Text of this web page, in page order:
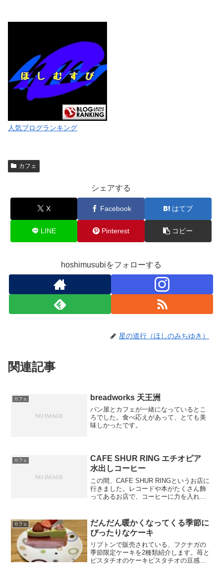
人気ブログランキング
カフェ
シェアする
X Facebook はてブ
LINE Pinterest コピー
hoshimusubiをフォローする
星の道行（ほしのみちゆき）
関連記事
カフェ breadworks 天王洲
パン屋とカフェが一緒になっているとこ
ろでした。食べ応えがあって、とても美
味しかったです。
カフェ
CAFE SHUR RING エチオピア
水出しコーヒー
この間、CAFE SHUR RINGというお店に
行きました。レコードや本がたくさん飾
ってあるお店で、コーヒーに力を入れて
ーヒーを出してくださいます。エチオピ
アのコー...
カフェ
だんだん暖かくなってくる季節に
ぴったりなケーキ
リプトンで販売されている、フクナガの
季節限定ケーキを2種類紹介します。苺と
ピスタチオのケーキピスタチオの豆感の